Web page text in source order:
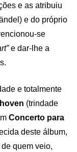
e as atribuiu
e do próprio
se
e dar-lhe a
e totalmente
(trindade
Concerto para
deste álbum,
quem veio,